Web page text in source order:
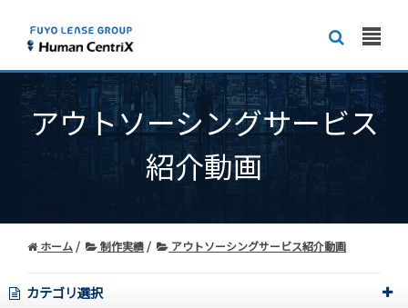
アウトソーシングサービス
紹介動画
ホーム 制作実績 アウトソーシングサービス紹介動画
カテゴリ選択